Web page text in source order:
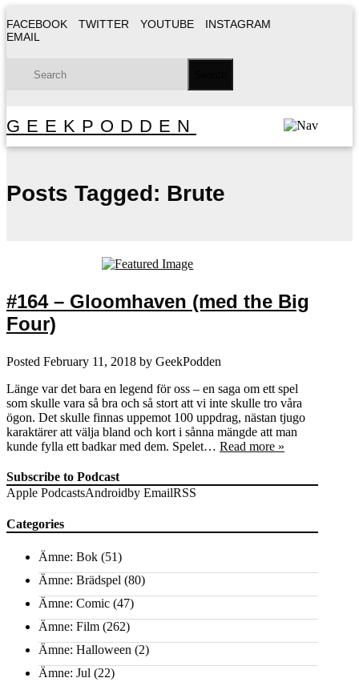
FACEBOOK TWITTER YOUTUBE
INSTAGRAM
EMAIL
GEEKPODDEN
Posts Tagged: Brute
#164 – Gloomhaven (med the Big
Four)
Posted February 11, 2018 by GeekPodden
Länge var det bara en legend för oss – en saga om ett spel
som skulle vara så bra och så stort att vi inte skulle tro våra
ögon. Det skulle finnas uppemot 100 uppdrag, nästan tjugo
karaktärer att välja bland och kort i sånna mängde att man
kunde fylla ett badkar med dem. Spelet… Read more »
Subscribe to Podcast
Apple PodcastsAndroidby EmailRSS
Categories
Ämne: Bok (51)
Ämne: Brädspel (80)
Ämne: Comic (47)
Ämne: Film (262)
Ämne: Halloween (2)
Ämne: Jul (22)